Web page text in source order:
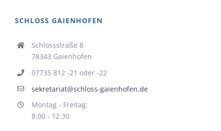
SCHLOSS GAIENHOFEN
Schlossstraße 8
78343 Gaienhofen
07735 812 -21 oder -22
sekretariat@schloss-gaienhofen.de
Montag - Freitag:
8:00 - 12:30